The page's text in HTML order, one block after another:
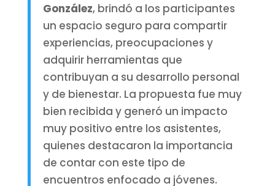
González, brindó a los participantes
un espacio seguro para compartir
experiencias, preocupaciones y
adquirir herramientas que
contribuyan a su desarrollo personal
y de bienestar. La propuesta fue muy
bien recibida y generó un impacto
muy positivo entre los asistentes,
quienes destacaron la importancia
de contar con este tipo de
encuentros enfocado a jóvenes.